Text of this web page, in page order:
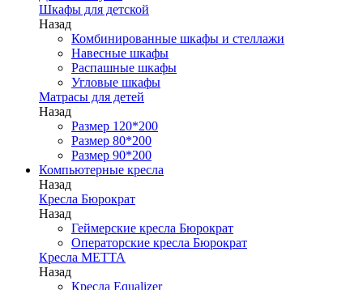
Шкафы для детской
Назад
Комбинированные шкафы и стеллажи
Навесные шкафы
Распашные шкафы
Угловые шкафы
Матрасы для детей
Назад
Размер 120*200
Размер 80*200
Размер 90*200
Компьютерные кресла
Назад
Кресла Бюрократ
Назад
Геймерские кресла Бюрократ
Операторские кресла Бюрократ
Кресла МЕТТА
Назад
Кресла Equalizer